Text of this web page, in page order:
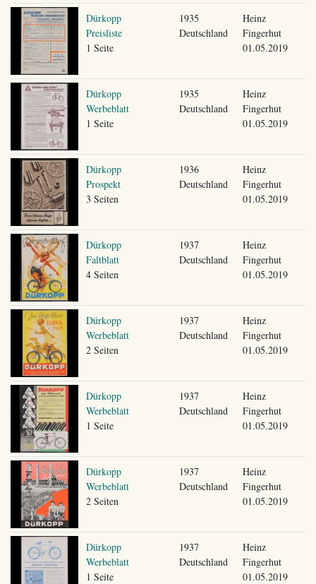
Dürkopp
Preisliste
1 Seite
1935
Deutschland
Heinz
Fingerhut
01.05.2019
Dürkopp
Werbeblatt
1 Seite
1935
Deutschland
Heinz
Fingerhut
01.05.2019
Dürkopp
Prospekt
3 Seiten
1936
Deutschland
Heinz
Fingerhut
01.05.2019
Dürkopp
Faltblatt
4 Seiten
1937
Deutschland
Heinz
Fingerhut
01.05.2019
Dürkopp
Werbeblatt
2 Seiten
1937
Deutschland
Heinz
Fingerhut
01.05.2019
Dürkopp
Werbeblatt
1 Seite
1937
Deutschland
Heinz
Fingerhut
01.05.2019
Dürkopp
Werbeblatt
2 Seiten
1937
Deutschland
Heinz
Fingerhut
01.05.2019
Dürkopp
Werbeblatt
1 Seite
1937
Deutschland
Heinz
Fingerhut
01.05.2019